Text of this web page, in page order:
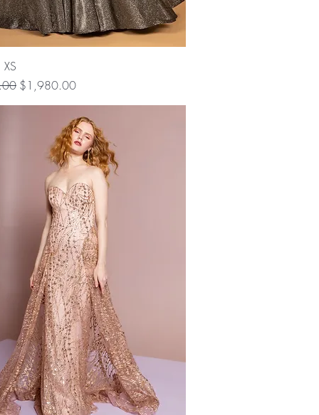
Precio de oferta
$1,980.00